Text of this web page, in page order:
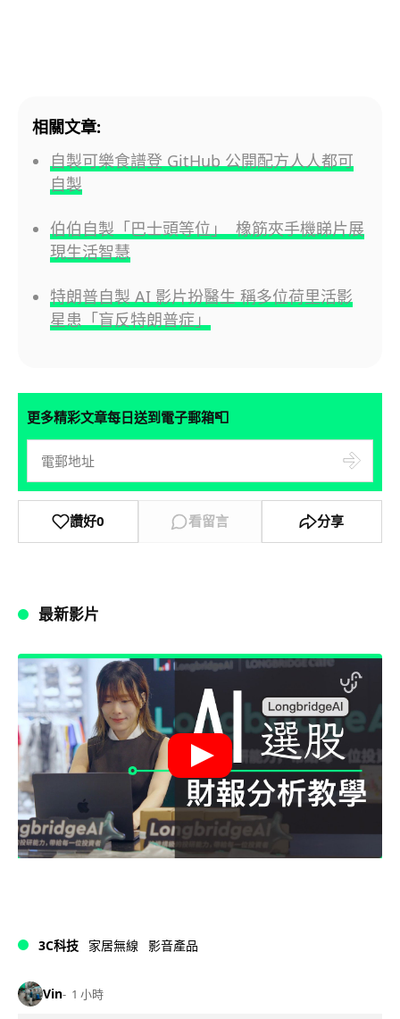
相關文章:
自製可樂食譜登 GitHub 公開配方人人都可
自製
伯伯自製「巴士頭等位」 橡筋夾手機睇片展
現生活智慧
特朗普自製 AI 影片扮醫生 稱多位荷里活影
星患「盲反特朗普症」
更多精彩文章每日送到電子郵箱📮
讚好0 看留言 分享
最新影片
3C科技 家居無線 影音產品
Vin 1 小時